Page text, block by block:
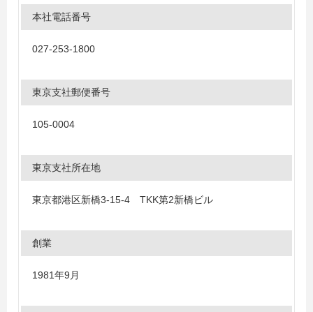
本社電話番号
027-253-1800
東京支社郵便番号
105-0004
東京支社所在地
東京都港区新橋3-15-4 TKK第2新橋ビル
創業
1981年9月